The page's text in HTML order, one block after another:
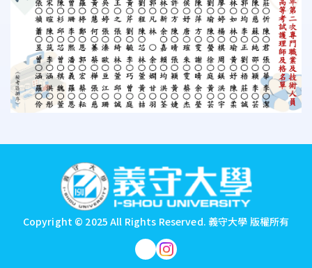
Copyright © 2025 All Rights Reserved. 義守大學 版權所有